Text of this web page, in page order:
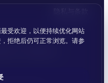
TECHNOLOGY ·
受欢迎，以便持续优化网站
拒绝后仍可正常浏览。请参